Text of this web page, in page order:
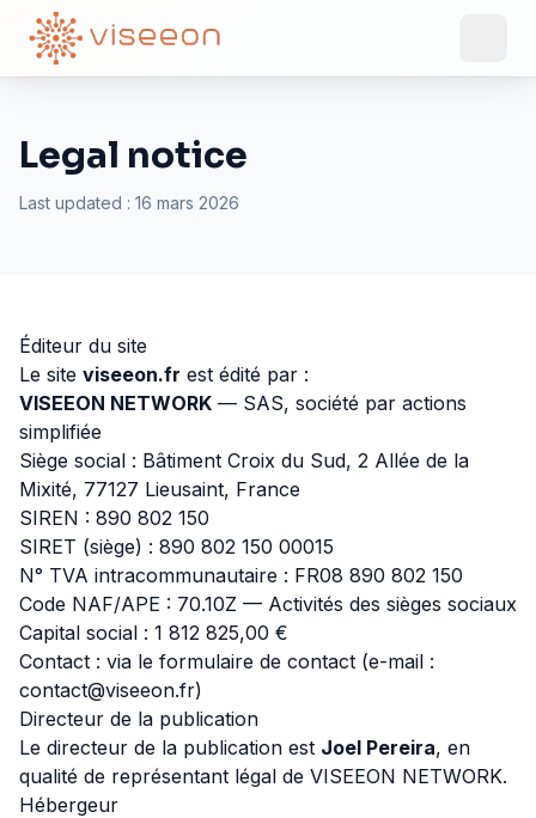
Legal notice
Last updated : 16 mars 2026
Éditeur du site
Le site viseeon.fr est édité par :
VISEEON NETWORK — SAS, société par actions
simplifiée
Siège social : Bâtiment Croix du Sud, 2 Allée de la
Mixité, 77127 Lieusaint, France
SIREN : 890 802 150
SIRET (siège) : 890 802 150 00015
N° TVA intracommunautaire : FR08 890 802 150
Code NAF/APE : 70.10Z — Activités des sièges sociaux
Capital social : 1 812 825,00 €
Contact : via le formulaire de contact (e-mail :
contact@viseeon.fr)
Directeur de la publication
Le directeur de la publication est Joel Pereira, en
qualité de représentant légal de VISEEON NETWORK.
Hébergeur